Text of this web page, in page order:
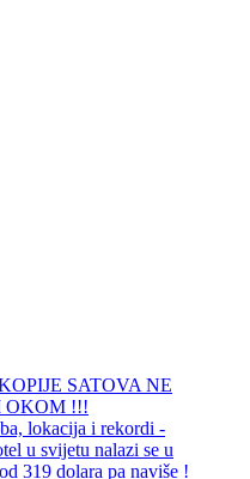
SATOVA NE
OKOM !!!
lokacija i rekordi -
u svijetu nalazi se u
319 dolara pa naviše !